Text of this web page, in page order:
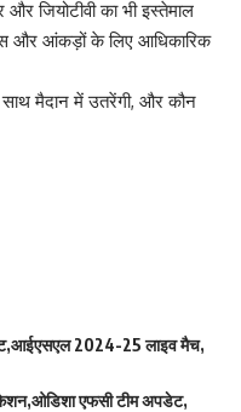
जियोटीवी का भी इस्तेमाल
और आंकड़ों के लिए आधिकारिक
मैदान में उतरेंगी, और कौन
आईएसएल 2024-25 लाइव मैच
ओडिशा एफसी टीम अपडेट